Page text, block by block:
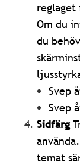
reglaget
Om du
du
Svep
Svep
Sidfärg
temat